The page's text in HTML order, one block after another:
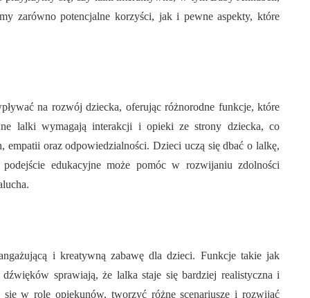
zarówno potencjalne korzyści, jak i pewne aspekty, które
na rozwój dziecka, oferując różnorodne funkcje, które
lalki wymagają interakcji i opieki ze strony dziecka, co
empatii oraz odpowiedzialności. Dzieci uczą się dbać o lalkę,
edukacyjne może pomóc w rozwijaniu zdolności
i kreatywną zabawę dla dzieci. Funkcje takie jak
sprawiają, że lalka staje się bardziej realistyczna i
w rolę opiekunów, tworzyć różne scenariusze i rozwijać